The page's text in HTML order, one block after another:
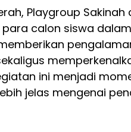
Playgroup
calon siswa
ini menjadi
jelas mengenai